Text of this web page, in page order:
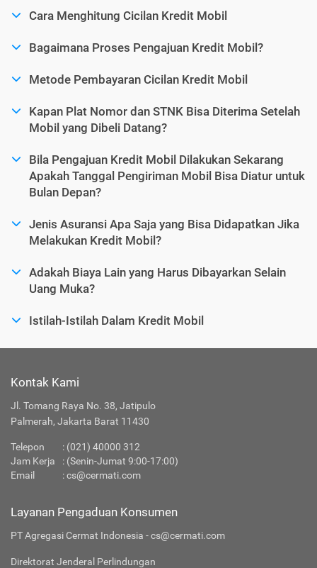
Cara Menghitung Cicilan Kredit Mobil
Bagaimana Proses Pengajuan Kredit Mobil?
Metode Pembayaran Cicilan Kredit Mobil
Kapan Plat Nomor dan STNK Bisa Diterima Setelah
Mobil yang Dibeli Datang?
Bila Pengajuan Kredit Mobil Dilakukan Sekarang
Apakah Tanggal Pengiriman Mobil Bisa Diatur untuk
Bulan Depan?
Jenis Asuransi Apa Saja yang Bisa Didapatkan Jika
Melakukan Kredit Mobil?
Adakah Biaya Lain yang Harus Dibayarkan Selain
Uang Muka?
Istilah-Istilah Dalam Kredit Mobil
Kontak Kami
Jl. Tomang Raya No. 38, Jatipulo
Palmerah, Jakarta Barat 11430
Telepon : (021) 40000 312
Jam Kerja
: (Senin-Jumat 9:00-17:00)
Email
:cs@cermati.com
Layanan Pengaduan Konsumen
PT Agregasi Cermat Indonesia - cs@cermati.com
Direktorat Jenderal Perlindungan